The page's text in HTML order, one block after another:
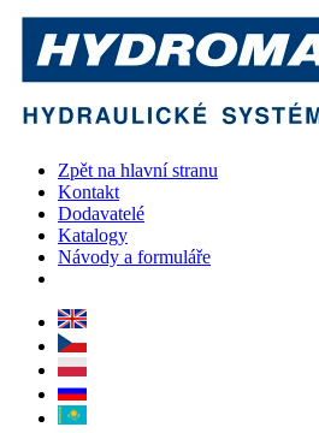
Zpět na hlavní stranu
Kontakt
Dodavatelé
Katalogy
Návody a formuláře